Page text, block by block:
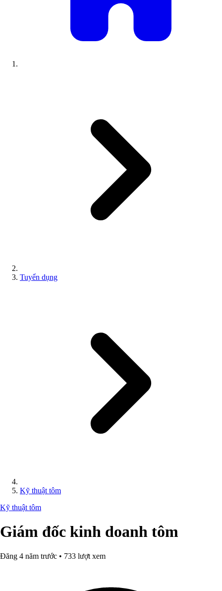
Tuyển dụng
Kỹ thuật tôm
Kỹ thuật tôm
Giám đốc kinh doanh tôm
Đăng 4 năm trước • 733 lượt xem